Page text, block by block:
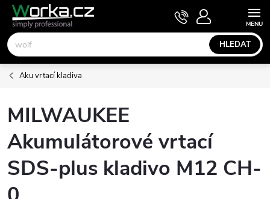
Přejít
obsah
HLEDAT
NÁKUPNÍ
KOŠÍK
Aku vrtací kladiva
MILWAUKEE
Akumulátorové vrtací
SDS-plus kladivo M12 CH-